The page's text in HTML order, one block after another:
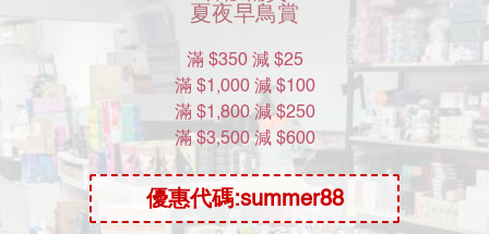
域除外；
(h) 上載、張貼、發送電郵、傅送或以
其他形式提供任何帶有電腦病毒或任何
其他電腦編碼，檔案或程式的資料用作
干擾，破壞或限制任何電腦軟件、硬件